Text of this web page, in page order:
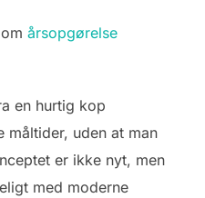
årsopgørelse
en hurtig kop
måltider, uden at man
er ikke nyt, men
med moderne